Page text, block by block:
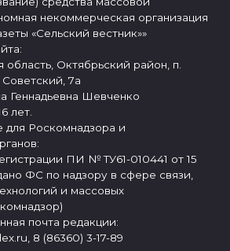
некоммерческая организация
«Сельский вестник»»
Октябрьский район, п.
7а
Геннадьевна Шевченко
лет.
для Роскомнадзора и
ПИ № ТУ61-010441 от 15
ФС по надзору в сфере связи,
и массовых
почта редакции:
8 (86360) 3-17-89